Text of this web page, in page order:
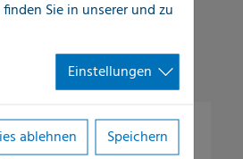
Sie in unsererund zu
Einstellungen
ablehnen
Speichern